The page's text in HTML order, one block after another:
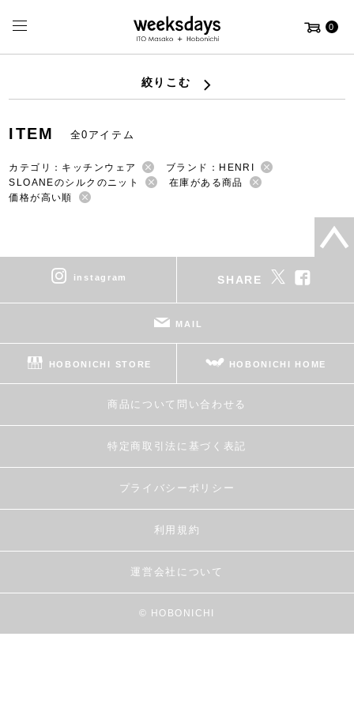
0
絞りこむ
ITEM 全0アイテム
カテゴリ：キッチンウェア
ブランド：HENRI
SLOANEのシルクのニット
在庫がある商品
価格が高い順
instagram SHARE
MAIL
HOBONICHI STORE HOBONICHI HOME
商品について問い合わせる
特定商取引法に基づく表記
プライバシーポリシー
利用規約
運営会社について
© HOBONICHI